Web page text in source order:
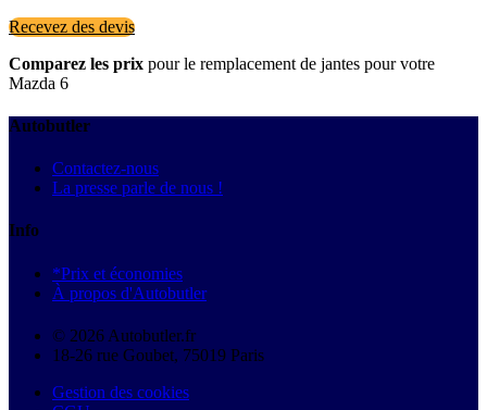
Recevez des devis
Comparez les prix pour le remplacement de jantes pour votre
Mazda 6
Autobutler
Contactez-nous
La presse parle de nous !
Info
*Prix et économies
À propos d'Autobutler
© 2026 Autobutler.fr
18-26 rue Goubet, 75019 Paris
Gestion des cookies